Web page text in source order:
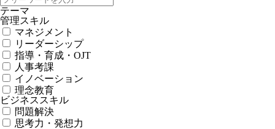
テーマ
管理スキル
マネジメント
リーダーシップ
指導・育成・OJT
人事考課
イノベーション
理念教育
ビジネススキル
問題解決
思考力・発想力